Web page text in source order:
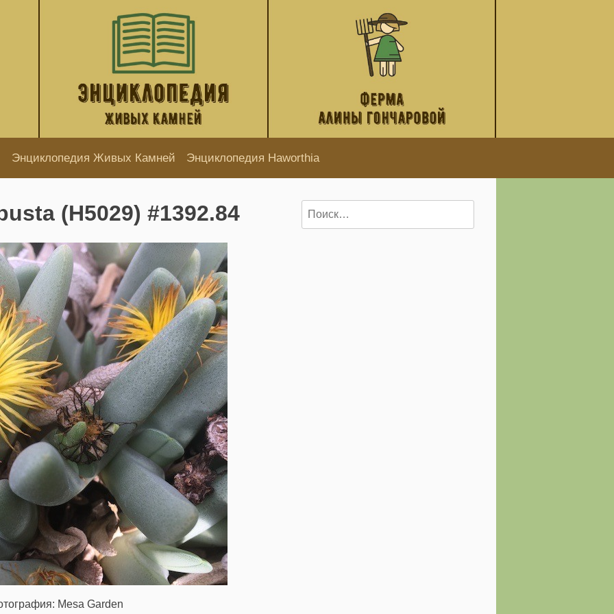
Энциклопедия Живых Камней Энциклопедия Haworthia
(H5029) #1392.84
Mesa Garden
Найти: